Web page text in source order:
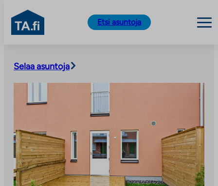
sisältöön
TA.fi
Etsi asuntoja
Selaa asuntoja